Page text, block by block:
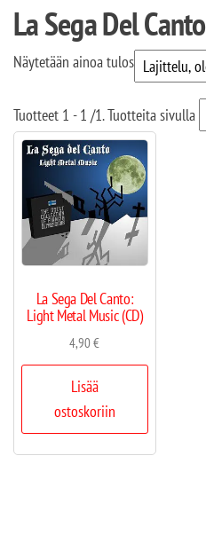
La Sega Del Canto
Näytetään ainoa tulos
Tuotteet 1 - 1 /1. Tuotteita sivulla
La Sega Del Canto:
Light Metal Music (CD)
4,90€
Lisää
ostoskoriin